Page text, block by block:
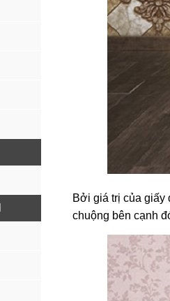
Bởi giá trị của
chuộng bên cạnh